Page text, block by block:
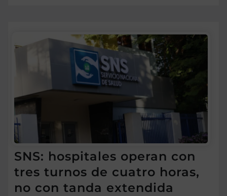
SNS: hospitales operan con
tres turnos de cuatro horas,
no con tanda extendida